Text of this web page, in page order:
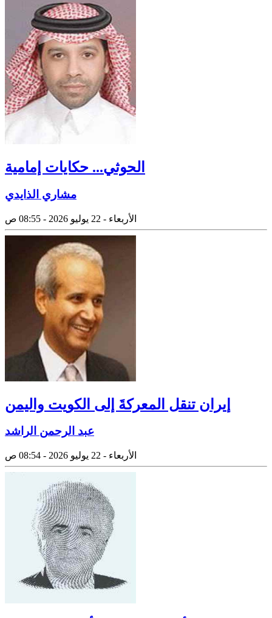
الحوثي... حكايات إمامية
مشاري الذايدي
الأربعاء - 22 يوليو 2026 - 08:55 ص
إيران تنقل المعركةَ إلى الكويت واليمن
عبد الرحمن الراشد
الأربعاء - 22 يوليو 2026 - 08:54 ص